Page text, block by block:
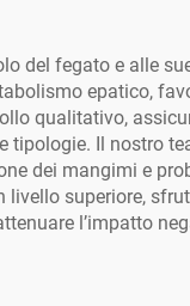
del fegato e alle
epatico,
qualitativo,
Il nostro
dei mangimi e
superiore,
l’impatto